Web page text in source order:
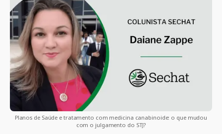
Planos de Saúde e tratamento com medicina canabinoide: o que mudou
com o julgamento do STJ?